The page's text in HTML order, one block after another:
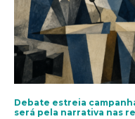
Debate estreia
será pela narrativa nas